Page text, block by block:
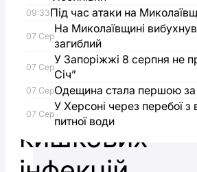
зростає
кількість
випадків
кишкових
09:33Під час атаки на
07 Сер
На Миколаївщині
загиблий
07 Сер
У Запоріжжі 8 серпня не
Січ”
07 СерОдещина стала першою за
07 Сер
У Херсоні через перебої
питної води